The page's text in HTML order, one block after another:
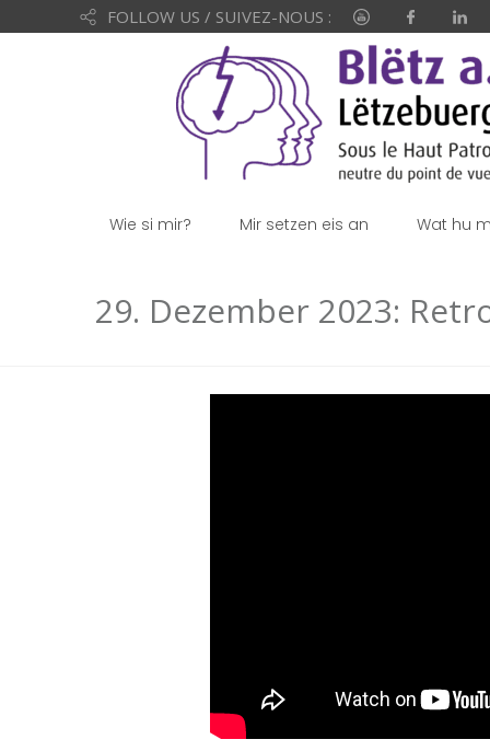
FOLLOW US / SUIVEZ-NOUS :
Wie si mir? Mir setzen eis an Wat hu
29. Dezember 2023: